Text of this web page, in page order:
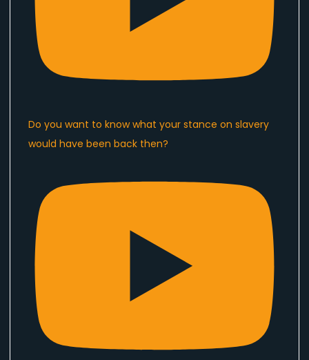
Do you want to know what your stance on slavery
would have been back then?